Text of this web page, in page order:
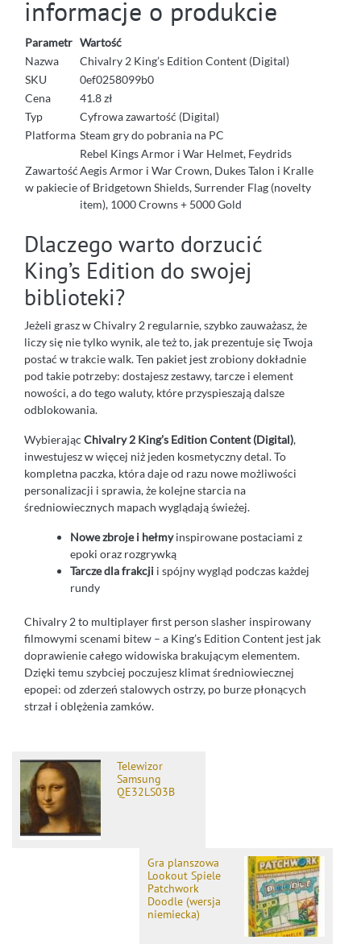
informacje o produkcie
Parametr Wartość
Nazwa
Chivalry 2 King’s Edition Content (Digital)
SKU
0ef0258099b0
Cena
41.8 zł
Typ
Cyfrowa zawartość (Digital)
Platforma Steam gry do pobrania na PC
Zawartość
w pakiecie
Rebel Kings Armor i War Helmet, Feydrids
Aegis Armor i War Crown, Dukes Talon i Kralle
of Bridgetown Shields, Surrender Flag (novelty
item), 1000 Crowns + 5000 Gold
Dlaczego warto dorzucić
King’s Edition do swojej
biblioteki?
Jeżeli grasz w Chivalry 2 regularnie, szybko zauważasz, że
liczy się nie tylko wynik, ale też to, jak prezentuje się Twoja
postać w trakcie walk. Ten pakiet jest zrobiony dokładnie
pod takie potrzeby: dostajesz zestawy, tarcze i element
nowości, a do tego waluty, które przyspieszają dalsze
odblokowania.
Wybierając Chivalry 2 King’s Edition Content (Digital),
inwestujesz w więcej niż jeden kosmetyczny detal. To
kompletna paczka, która daje od razu nowe możliwości
personalizacji i sprawia, że kolejne starcia na
średniowiecznych mapach wyglądają świeżej.
Nowe zbroje i hełmyinspirowane postaciami z
epoki oraz rozgrywką
Tarcze dla frakcji i spójny wygląd podczas każdej
rundy
Chivalry 2 to multiplayer first person slasher inspirowany
filmowymi scenami bitew – a King’s Edition Content jest jak
doprawienie całego widowiska brakującym elementem.
Dzięki temu szybciej poczujesz klimat średniowiecznej
epopei: od zderzeń stalowych ostrzy, po burze płonących
strzał i oblężenia zamków.
Telewizor
Samsung
QE32LS03B
Gra planszowa
Lookout Spiele
Patchwork
Doodle (wersja
niemiecka)